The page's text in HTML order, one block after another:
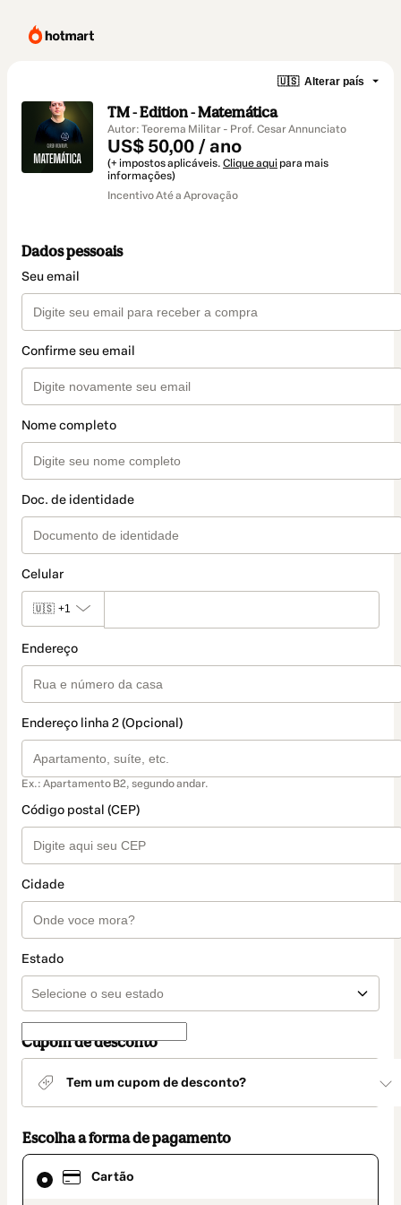
🇺🇸 Alterar país
TM - Edition - Matemática
Autor: Teorema Militar - Prof. Cesar Annunciato
US$ 50,00 / ano
(+ impostos aplicáveis. Clique aqui para mais
informações)
Incentivo Até a Aprovação
Dados pessoais
Seu email
Confirme seu email
Nome completo
Doc. de identidade
Celular
🇺🇸 +1
Endereço
Endereço linha 2 (Opcional)
Ex.: Apartamento B2, segundo andar.
Código postal (CEP)
Cidade
Estado
Cupom de desconto
Tem um cupom de desconto?
Escolha a forma de pagamento
Cartão
Cartão
selecionado